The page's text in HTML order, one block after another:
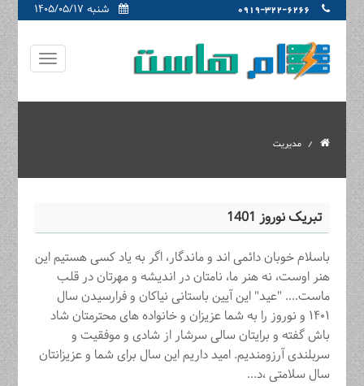
شنبه ۱۴۰۵/۰۵/۱۷ 0919-322-6266
مدیریت
تبریک نوروز 1401
باسلام خوبان دائمی اند و ماندگار، اگر به یاد کسی هستیم این
هنر اوست، نه هنر ما، نامتان در اندیشه و مهرتان در قلب
ماست.... "عید" این آیین باستانی نیاکان و فرارسیدن سال
۱۴۰۱ و نوروز را به شما عزیزان و خانواده های محترمتان شاد
باش گفته و برایتان سالی سرشار از شادی و موفقیت و
سربلندی آرزومندیم. امید داریم این سال برای شما و عزیزانتان
سال سلامتی ،د...